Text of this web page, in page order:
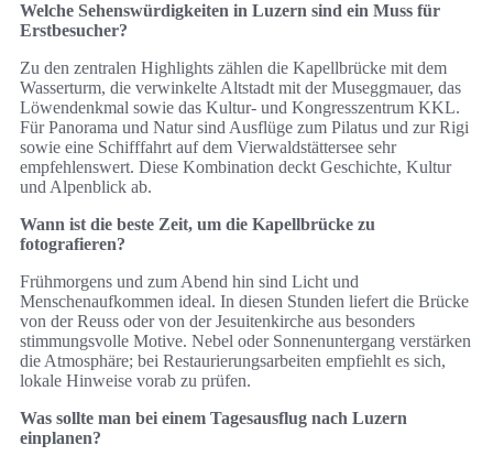
Welche Sehenswürdigkeiten in Luzern sind ein Muss für
Erstbesucher?
Zu den zentralen Highlights zählen die Kapellbrücke mit dem
Wasserturm, die verwinkelte Altstadt mit der Museggmauer, das
Löwendenkmal sowie das Kultur- und Kongresszentrum KKL.
Für Panorama und Natur sind Ausflüge zum Pilatus und zur Rigi
sowie eine Schifffahrt auf dem Vierwaldstättersee sehr
empfehlenswert. Diese Kombination deckt Geschichte, Kultur
und Alpenblick ab.
Wann ist die beste Zeit, um die Kapellbrücke zu
fotografieren?
Frühmorgens und zum Abend hin sind Licht und
Menschenaufkommen ideal. In diesen Stunden liefert die Brücke
von der Reuss oder von der Jesuitenkirche aus besonders
stimmungsvolle Motive. Nebel oder Sonnenuntergang verstärken
die Atmosphäre; bei Restaurierungsarbeiten empfiehlt es sich,
lokale Hinweise vorab zu prüfen.
Was sollte man bei einem Tagesausflug nach Luzern
einplanen?